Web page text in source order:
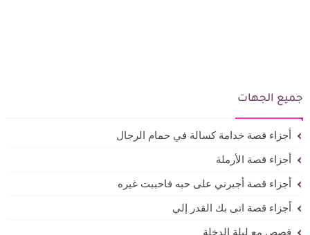
جميع الجهات
أجزاء قصة خدامة كسالة في حمام الرجال
أجزاء قصة الأرملة
أجزاء قصة أجبرني على حبه فاحببت غيره
أجزاء قصة اتى بك القدر إلي
قصص مع ليلة الدخلة